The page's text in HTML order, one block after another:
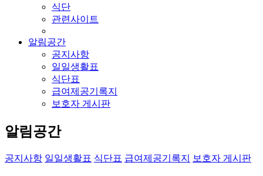
식단
관련사이트
알림공간
공지사항
일일생활표
식단표
급여제공기록지
보호자 게시판
알림공간
공지사항 일일생활표 식단표 급여제공기록지 보호자 게시판